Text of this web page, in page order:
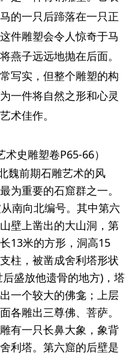
的一只后蹄落在一只正
件雕塑会令人惊奇于马
燕子远远地抛在后面。
写实，但整个雕塑的构
一件将自然之形和心灵
术佳作。
史雕塑卷P65-66）
前期石雕艺术的风
为重要的石窟群之一。
南向北编号。其中第六
壁上凿出的大山洞，第
13米的方形，洞高15
柱，被凿成舍利塔形状
盛放他遗骨的地方)，塔
一个较大的佛龛；上层
各雕出三尊佛、菩萨。
有一只长鼻大象，象背
利塔。第六窟的后壁是